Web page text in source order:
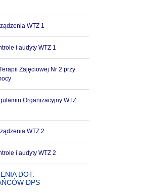
WTZ 1
i audyty WTZ 1
Zajęciowej Nr 2 przy
Organizacyjny WTZ
WTZ 2
i audyty WTZ 2
DOT.
DPS